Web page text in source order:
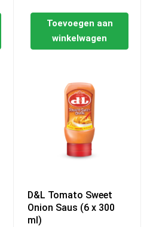
Toevoegen aan
winkelwagen
D&L Tomato Sweet
Onion Saus (6 x 300
ml)